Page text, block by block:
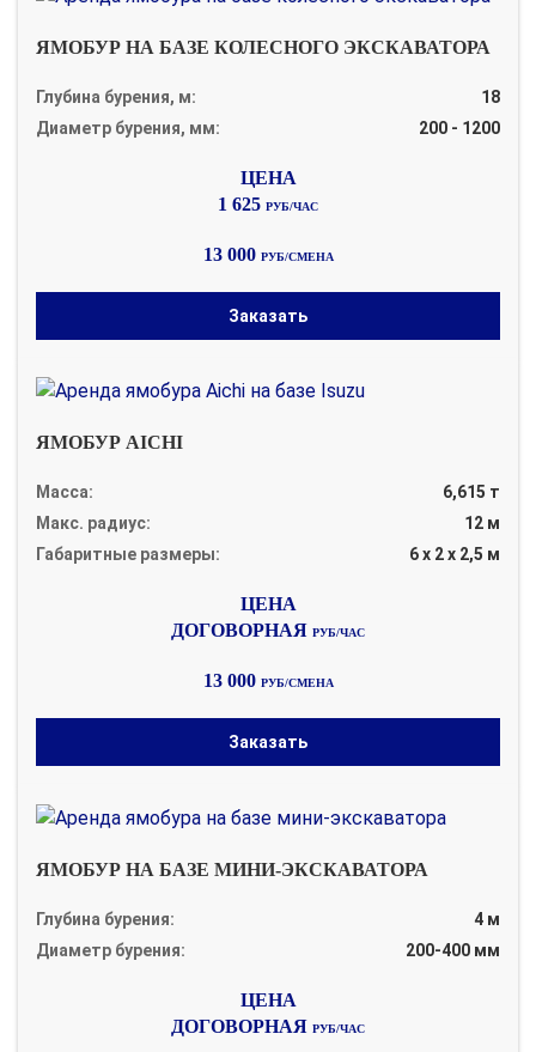
ЯМОБУР НА БАЗЕ КОЛЕСНОГО ЭКСКАВАТОРА
Глубина бурения, м:
18
Диаметр бурения, мм:
200 - 1200
1 625 РУБ/ЧАС
13 000 РУБ/СМЕНА
Заказать
ЯМОБУР AICHI
Масса:
6,615 т
Макс. радиус:
12 м
Габаритные размеры:
6 х 2 х 2,5 м
ДОГОВОРНАЯ РУБ/ЧАС
13 000 РУБ/СМЕНА
Заказать
ЯМОБУР НА БАЗЕ МИНИ-ЭКСКАВАТОРА
Глубина бурения:
4 м
Диаметр бурения:
200-400 мм
ДОГОВОРНАЯ РУБ/ЧАС